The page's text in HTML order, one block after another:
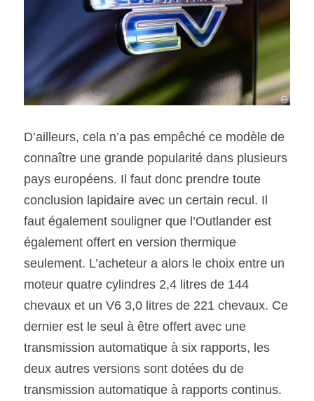
D’ailleurs, cela n’a pas empêché ce modèle de
connaître une grande popularité dans plusieurs
pays européens. Il faut donc prendre toute
conclusion lapidaire avec un certain recul. Il
faut également souligner que l’Outlander est
également offert en version thermique
seulement. L’acheteur a alors le choix entre un
moteur quatre cylindres 2,4 litres de 144
chevaux et un V6 3,0 litres de 221 chevaux. Ce
dernier est le seul à être offert avec une
transmission automatique à six rapports, les
deux autres versions sont dotées du de
transmission automatique à rapports continus.